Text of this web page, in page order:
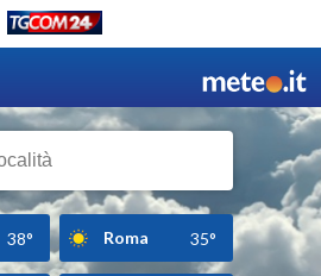
38° Roma 35°